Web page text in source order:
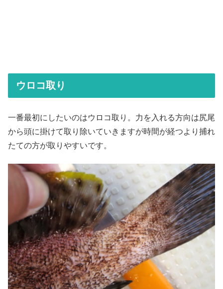
ウロコ取り
一番最初にしたいのはウロコ取り。力を入れる方向は尻尾
から頭に掛けて取り除いていきますが時間が経つより捕れ
たての方が取りやすいです。